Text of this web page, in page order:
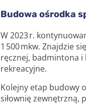
Budowa ośrodka
W 2023 r.
1 500 mkw. Znajdzie
ręcznej, badmintona i
rekreacyjne.
Kolejny etap budowy
siłownię zewnętrzną,